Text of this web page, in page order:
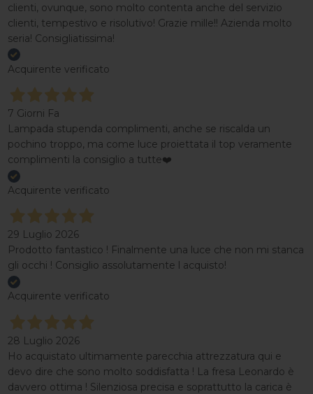
clienti, ovunque, sono molto contenta anche del servizio
clienti, tempestivo e risolutivo! Grazie mille!! Azienda molto
seria! Consigliatissima!
Acquirente verificato
7 Giorni Fa
Lampada stupenda complimenti, anche se riscalda un
pochino troppo, ma come luce proiettata il top veramente
complimenti la consiglio a tutte❤️
Acquirente verificato
29 Luglio 2026
Prodotto fantastico ! Finalmente una luce che non mi stanca
gli occhi ! Consiglio assolutamente l acquisto!
Acquirente verificato
28 Luglio 2026
Ho acquistato ultimamente parecchia attrezzatura qui e
devo dire che sono molto soddisfatta ! La fresa Leonardo è
davvero ottima ! Silenziosa precisa e soprattutto la carica è